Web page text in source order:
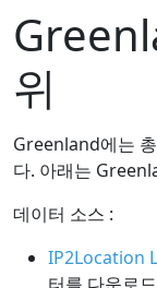
위
Greenland에는
다. 아래는
데이터 소스 :
IP2Location